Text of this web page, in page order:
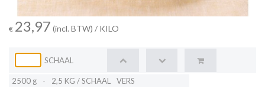
€ 23,97 (incl. BTW) / KILO
SCHAAL
2500 g - 2,5 KG / SCHAAL VERS